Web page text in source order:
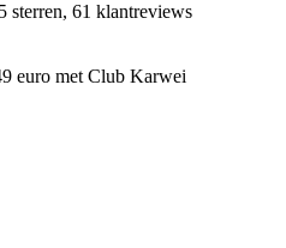
sterren, 61 klantreviews
euro met Club Karwei